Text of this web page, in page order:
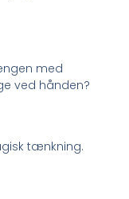
med
ved hånden?
tænkning.